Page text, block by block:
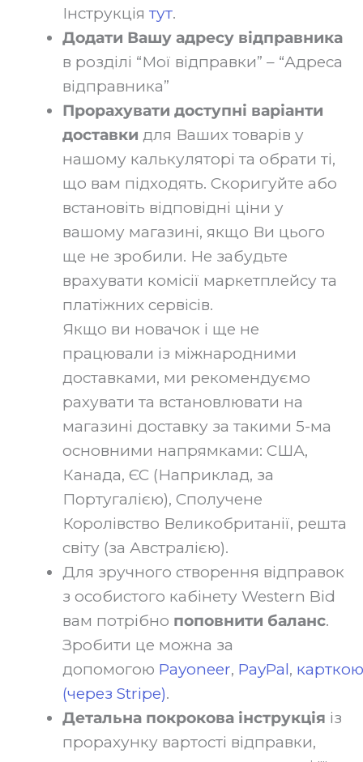
Інструкція тут.‍
Додати Вашу адресу відправника
в розділі “Мої відправки” – “Адреса
відправника”‍
Прорахувати доступні варіанти
доставки для Ваших товарів у
нашому калькуляторі та обрати ті,
що вам підходять. Скоригуйте або
встановіть відповідні ціни у
вашому магазині, якщо Ви цього
ще не зробили. Не забудьте
врахувати комісії маркетплейсу та
платіжних сервісів.
Якщо ви новачок і ще не
працювали із міжнародними
доставками, ми рекомендуємо
рахувати та встановлювати на
магазині доставку за такими 5-ма
основними напрямками: США,
Канада, ЄС (Наприклад, за
Португалією), Сполучене
Королівство Великобританії, решта
світу (за Австралією).‍
Для зручного створення відправок
з особистого кабінету Western Bid
вам потрібно поповнити баланс.
Зробити це можна за
допомогою Payoneer, PayPal, карткою
(через Stripe).‍
Детальна покрокова інструкція із
прорахунку вартості відправки,